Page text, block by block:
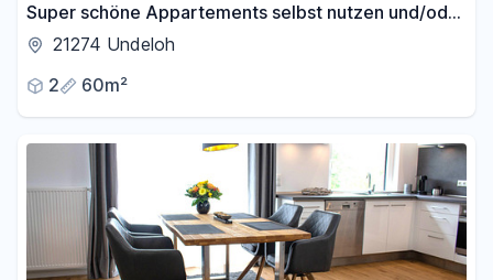
Super schöne Appartements selbst nutzen und/oder
renditestark vermieten
21274 Undeloh
2
60m²